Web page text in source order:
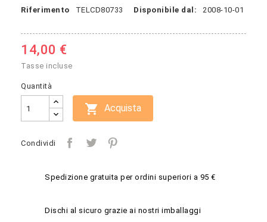
Riferimento TELCD80733 Disponibile dal: 2008-10-01
14,00 €
Tasse incluse
Quantità
 Acquista
Condividi
Spedizione gratuita per ordini superiori a 95 €
Dischi al sicuro grazie ai nostri imballaggi